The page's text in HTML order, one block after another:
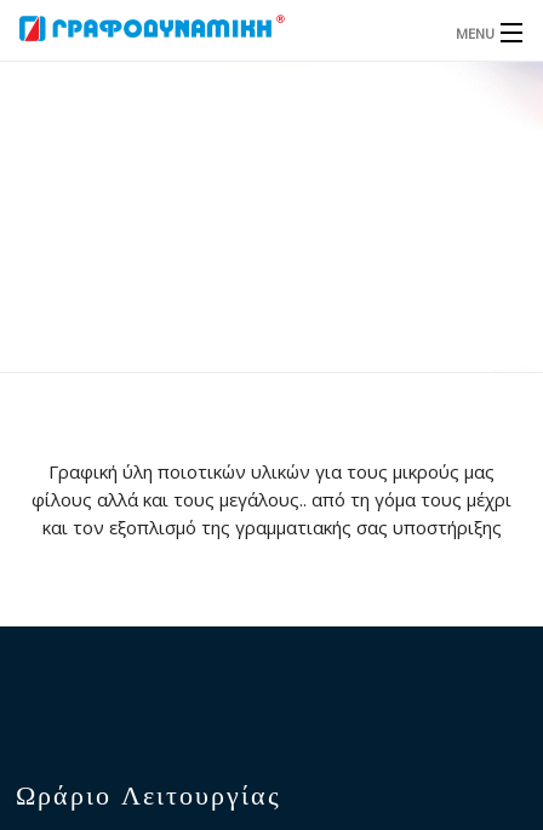
MENU
Ταμειακές Μηχανές
Γραφική ύλη ποιοτικών υλικών για τους μικρούς μας
φίλους αλλά και τους μεγάλους.. από τη γόμα τους μέχρι
και τον εξοπλισμό της γραμματιακής σας υποστήριξης
Ωράριο Λειτουργίας